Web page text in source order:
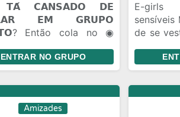
𝗖𝗔𝗡𝗦𝗔𝗗𝗢 𝗗𝗘
𝗘𝗠 𝗚𝗥𝗨𝗣𝗢
Então cola no ◉
𝗙𝗟𝗨𝗜... 😂 Zoeira pesada
🤝 Amizades novas 🤡.
liberado +18. 🎈
𝗣𝗢𝗗𝗘 𝗘𝗡𝗧𝗥𝗔𝗥 𝗦𝗘𝗠
𝗡𝗜𝗡𝗚𝗨É𝗠. Todo
ENTRAR NO GRUPO
E-girls
sensíveis
de se
distância
Amizades